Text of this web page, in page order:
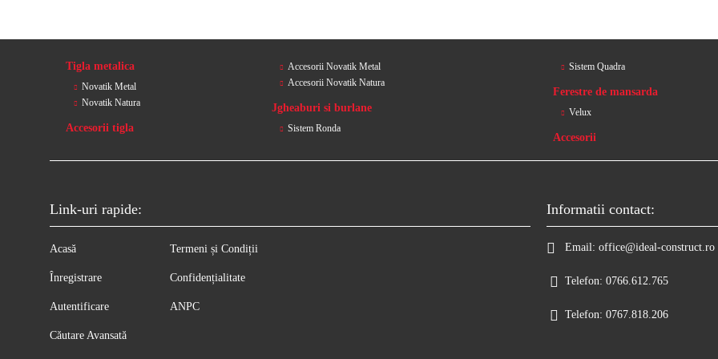
Tigla metalica
Novatik Metal
Novatik Natura
Accesorii tigla
Accesorii Novatik Metal
Accesorii Novatik Natura
Jgheaburi si burlane
Sistem Ronda
Sistem Quadra
Ferestre de mansarda
Velux
Accesorii
Link-uri rapide:
Acasă
Înregistrare
Autentificare
Căutare Avansată
Termeni și Condiții
Confidențialitate
ANPC
Informatii contact:
Email: office@ideal-construct.ro
Telefon: 0766.612.765
Telefon: 0767.818.206